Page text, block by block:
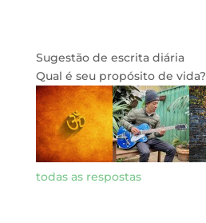
Sugestão de escrita diária
Qual é seu propósito de vida?
todas as respostas